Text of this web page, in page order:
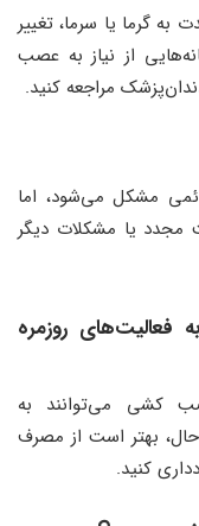
گرما یا سرما، تغییر
از نیاز به عصب
مراجعه کنید.
مشکل می‌شود، اما
مجدد یا مشکلات دیگر
فعالیت‌های روزمره
‌کشی می‌توانند به
حال، بهتر است از مصرف
کنید.